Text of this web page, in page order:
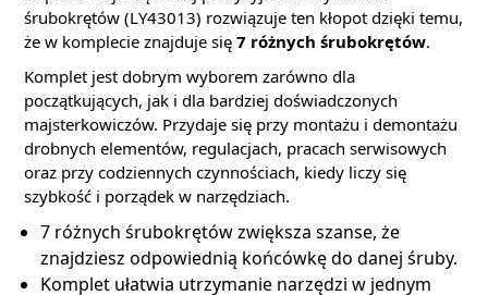
śrubokrętów (LY43013) rozwiązuje ten kłopot dzięki temu,
że w komplecie znajduje się 7 różnych śrubokrętów.
Komplet jest dobrym wyborem zarówno dla
początkujących, jak i dla bardziej doświadczonych
majsterkowiczów. Przydaje się przy montażu i demontażu
drobnych elementów, regulacjach, pracach serwisowych
oraz przy codziennych czynnościach, kiedy liczy się
szybkość i porządek w narzędziach.
7 różnych śrubokrętów zwiększa szanse, że
znajdziesz odpowiednią końcówkę do danej śruby.
Komplet ułatwia utrzymanie narzędzi w jednym